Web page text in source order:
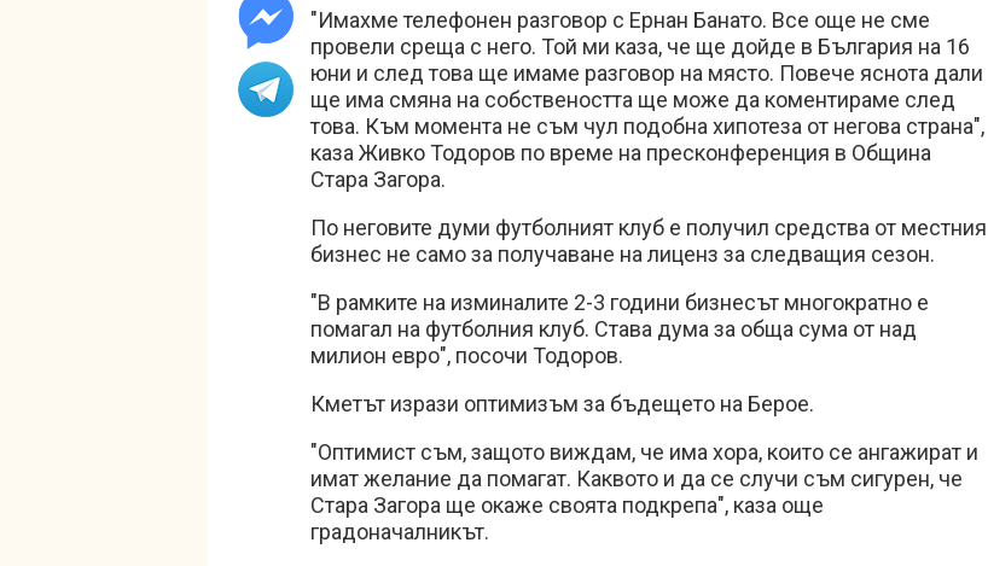
"Имахме телефонен разговор с Ернан Банато. Все още не сме
провели среща с него. Той ми каза, че ще дойде в България на 16
юни и след това ще имаме разговор на място. Повече яснота дали
ще има смяна на собствеността ще може да коментираме след
това. Към момента не съм чул подобна хипотеза от негова страна",
каза Живко Тодоров по време на пресконференция в Община
Стара Загора.
По неговите думи футболният клуб е получил средства от местния
бизнес не само за получаване на лиценз за следващия сезон.
"В рамките на изминалите 2-3 години бизнесът многократно е
помагал на футболния клуб. Става дума за обща сума от над
милион евро", посочи Тодоров.
Кметът изрази оптимизъм за бъдещето на Берое.
"Оптимист съм, защото виждам, че има хора, които се ангажират и
имат желание да помагат. Каквото и да се случи съм сигурен, че
Стара Загора ще окаже своята подкрепа", каза още
градоначалникът.